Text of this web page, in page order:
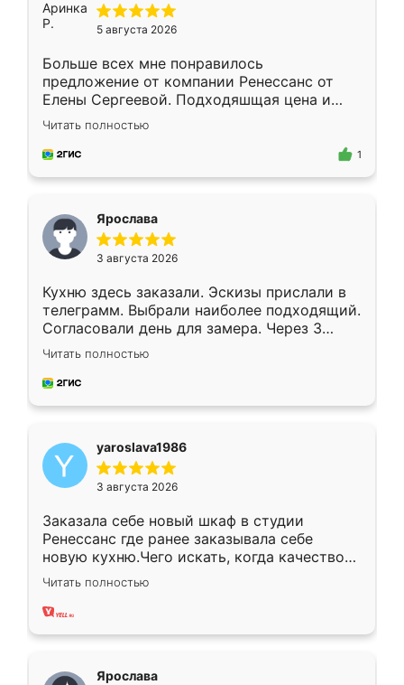
5 августа 2026
Больше всех мне понравилось
предложение от компании Ренессанс от
Елены Сергеевой. Подходяшщая цена и
короткие сроки изготовления. Приехавший
для замера сотрудник Владислав
предложил по моему эскизу самый
Читать полностью
1
Ярослава
3 августа 2026
Кухню здесь заказали. Эскизы прислали в
телеграмм. Выбрали наиболее подходящий.
Согласовали день для замера. Через 3
недели кухня была уже готова. Остались
довольны работой. Спасибо Ренессанс
мебель за качественную работу!
Читать полностью
yaroslava1986
3 августа 2026
Заказала себе новый шкаф в студии
Ренессанс где ранее заказывала себе
новую кухню.Чего искать, когда качеством
вполне довольна. Служит кухня уже почти
два года, нареканий нет.
Читать полностью
Ярослава